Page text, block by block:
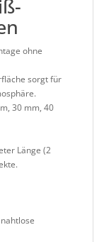
ohne
sorgt für
30 mm, 40
Länge (2